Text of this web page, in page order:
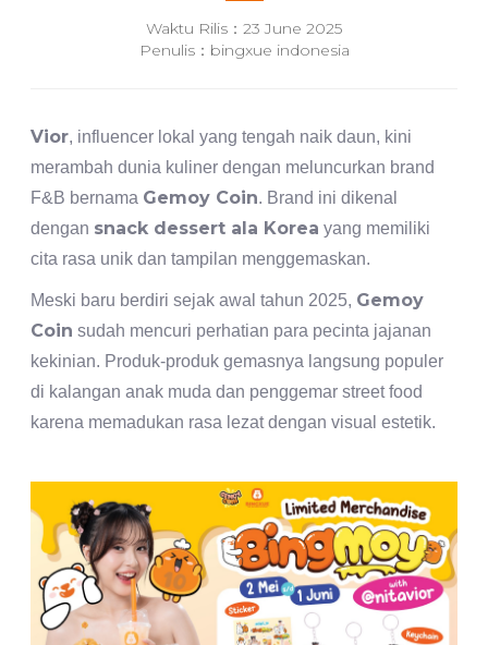
Waktu Rilis：23 June 2025
Penulis：bingxue indonesia
Vior, influencer lokal yang tengah naik daun, kini
merambah dunia kuliner dengan meluncurkan brand
F&B bernama Gemoy Coin. Brand ini dikenal
dengan snack dessert ala Korea yang memiliki
cita rasa unik dan tampilan menggemaskan.
Meski baru berdiri sejak awal tahun 2025, Gemoy
Coin sudah mencuri perhatian para pecinta jajanan
kekinian. Produk-produk gemasnya langsung populer
di kalangan anak muda dan penggemar street food
karena memadukan rasa lezat dengan visual estetik.